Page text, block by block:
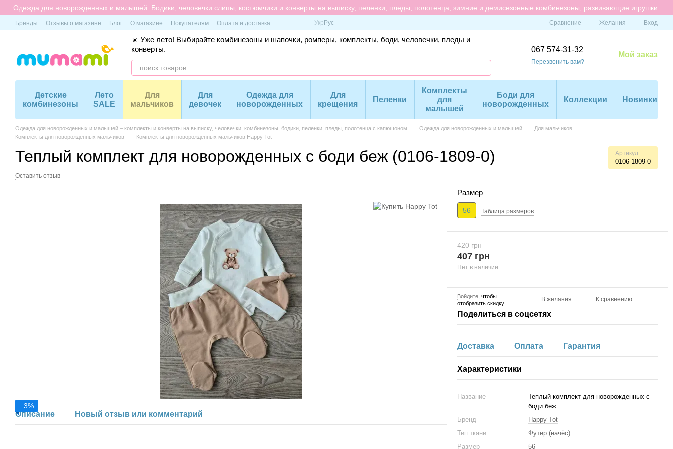
Перейти к основному контенту
Одежда для новорожденных и малышей. Бодики, человечки слипы, костюмчики и конверты на выписку, пеленки, пледы, полотенца, зимние и демисезонные комбинезоны, развивающие игрушки.
Бренды Отзывы о магазине Блог О магазине Покупателям Оплата и доставка Укр Рус Сравнение Желания Вход
☀️ Уже лето! Выбирайте комбинезоны и шапочки, ромперы, комплекты, боди, человечки, пледы и
конверты.
067 574-31-32
Перезвонить вам?
Мой заказ
Детские
комбинезоны
Лето
SALE
Для
мальчиков
Для
девочек
Одежда для
новорожденных
Для
крещения
Пеленки
Комплекты
для
малышей
Боди для
новорожденных
Коллекции Новинки
Одежда для новорожденных и малышей – комплекты и конверты на выписку, человечки, комбинезоны, бодики, пеленки, пледы, полотенца с капюшоном Одежда для новорожденных и малышей
Для мальчиков
Комплекты для новорожденных мальчиков
Комплекты для новорожденных мальчиков Happy Tot
Теплый комплект для новорожденных с боди беж (0106-1809-0) Артикул
0106-1809-0
Оставить отзыв
−3%
Описание Новый отзыв или комментарий
Размер
56 Таблица размеров
420 грн
407 грн
Нет в наличии
Войдите , чтобы
отобразить скидку
В желания К сравнению
Поделиться в соцсетях
Доставка Оплата Гарантия
Характеристики
Название
Теплый комплект для новорожденных с
боди беж
Бренд
Happy Tot
Тип ткани
Футер (начёс)
Размер
56